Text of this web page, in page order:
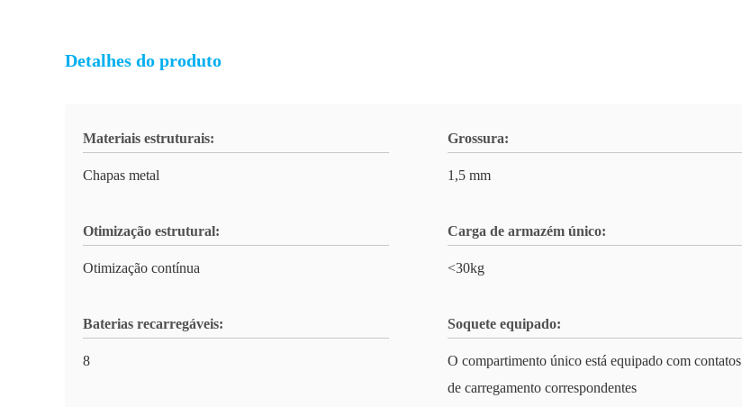
Detalhes do produto
Materiais estruturais:
Chapas metal
Grossura:
1,5 mm
Otimização estrutural:
Otimização contínua
Carga de armazém único:
<30kg
Baterias recarregáveis:
8
Soquete equipado:
O compartimento único está equipado com contatos
de carregamento correspondentes